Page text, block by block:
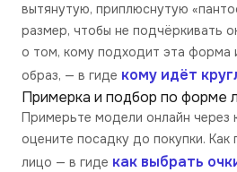
вытянутую, приплюснутую
размер, чтобы не подчёркивать
о том, кому подходит эта форма
образ, — в гиде кому идёт
Примерка и подбор по форме
Примерьте модели онлайн через
оцените посадку до покупки.
лицо — в гиде как выбрать